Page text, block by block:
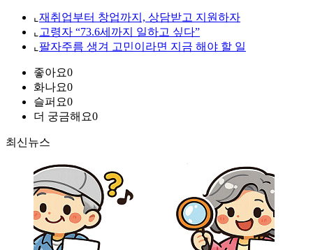
⌞ 재취업부터 창업까지, 상담받고 지원하자
⌞ 고령자 “73.6세까지 일하고 싶다”
⌞ 팔자주름 생겨 고민이라면 지금 해야 할 일
좋아요0
화나요0
슬퍼요0
더 궁금해요0
최신뉴스